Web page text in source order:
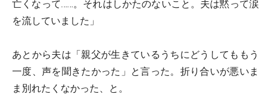
亡くなって……。それはしかたのないこと。夫は黙って涙
を流していました」
あとから夫は「親父が生きているうちにどうしてももう
一度、声を聞きたかった」と言った。折り合いが悪いま
ま別れたくなかった、と。